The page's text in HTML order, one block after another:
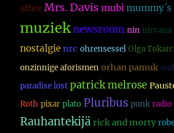
office Mrs. Davis mubi mummy´s
muzieknewsroom nin nirvana
nostalgie nrc ohrensessel Olga
onzinnige aforismen orhan pamuk
paradise lost patrick melrose
Roth pixar plato Pluribus punk radio
Rauhantekijä rick and morty